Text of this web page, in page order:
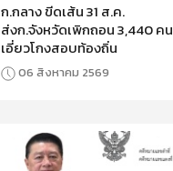
ก.กลาง ขีดเส้น 31 ส.ค.
ส่งก.จังหวัดเพิกถอน 3,440 คน
เอี่ยวโกงสอบท้องถิ่น
06 สิงหาคม 2569